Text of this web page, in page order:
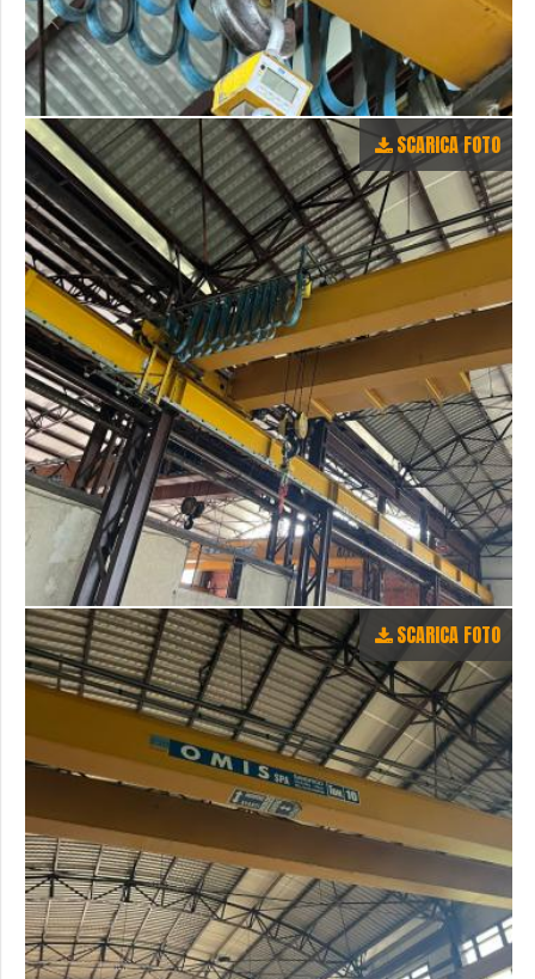
SCARICA FOTO
SCARICA FOTO